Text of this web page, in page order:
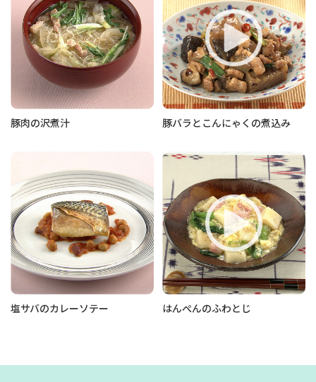
豚肉の沢煮汁 豚バラとこんにゃくの煮込み
塩サバのカレーソテー はんぺんのふわとじ